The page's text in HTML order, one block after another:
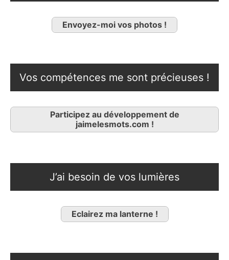
Envoyez-moi vos photos !
Vos compétences me sont précieuses !
Participez au développement de
jaimelesmots.com !
J’ai besoin de vos lumières
Eclairez ma lanterne !